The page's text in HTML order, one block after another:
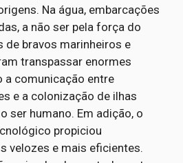
Na água, embarcações
a não ser pela força do
de bravos marinheiros e
transpassar enormes
a comunicação entre
e a colonização de ilhas
ser humano. Em adição, o
propiciou
velozes e mais eficientes.